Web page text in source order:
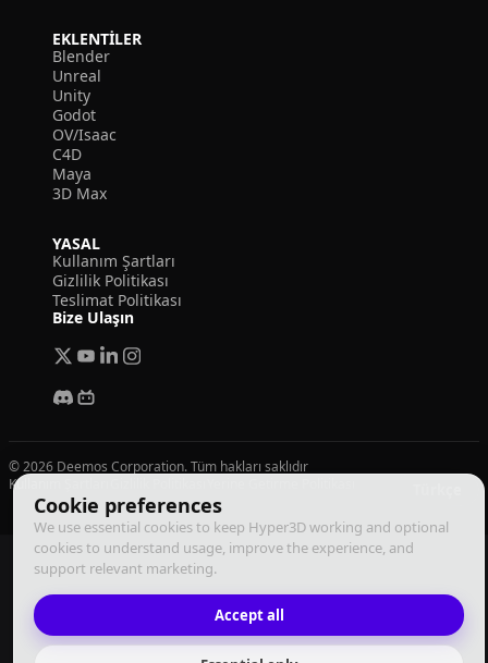
Cookie preferences
We use essential cookies to keep Hyper3D working and optional
cookies to understand usage, improve the experience, and
support relevant marketing.
Accept all
EKLENTILER
Blender
Unreal
Unity
Godot
OV/Isaac
C4D
Maya
3D Max
YASAL
Kullanım Şartları
Gizlilik Politikası
Teslimat Politikası
Bize Ulaşın
© 2026 Deemos Corporation. Tüm hakları saklıdır
Kullanım Şartları